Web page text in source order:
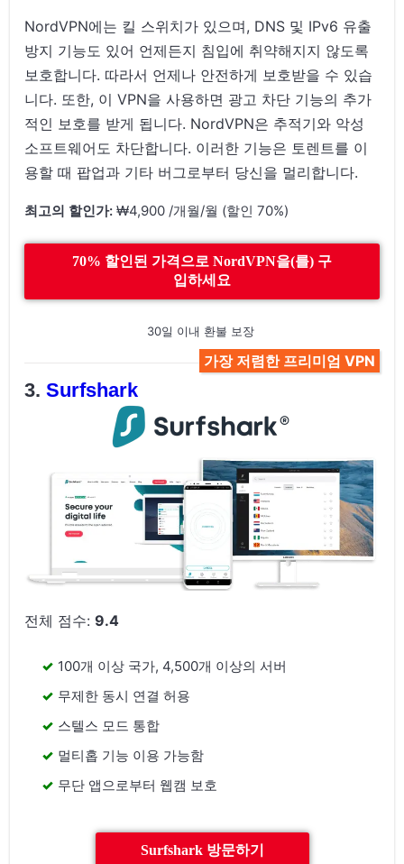
NordVPN에는 킬 스위치가 있으며, DNS 및 IPv6 유출
방지 기능도 있어 언제든지 침입에 취약해지지 않도록
보호합니다. 따라서 언제나 안전하게 보호받을 수 있습
니다. 또한, 이 VPN을 사용하면 광고 차단 기능의 추가
적인 보호를 받게 됩니다. NordVPN은 추적기와 악성
소프트웨어도 차단합니다. 이러한 기능은 토렌트를 이
용할 때 팝업과 기타 버그로부터 당신을 멀리합니다.
최고의 할인가: ₩4,900 /개월/월 (할인 70%)
70% 할인된 가격으로 NordVPN을(를) 구
입하세요
30일 이내 환불 보장
가장 저렴한 프리미엄 VPN
Surfshark
전체 점수:9.4
100개 이상 국가, 4,500개 이상의 서버
무제한 동시 연결 허용
스텔스 모드 통합
멀티홉 기능 이용 가능함
무단 앱으로부터 웹캠 보호
Surfshark 방문하기